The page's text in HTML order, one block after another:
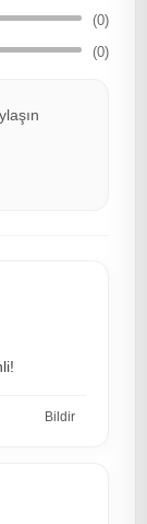
(0)
(0)
Bildir